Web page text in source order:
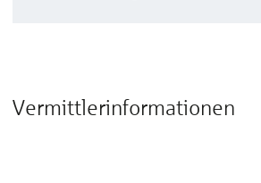
Vermittlerinformationen